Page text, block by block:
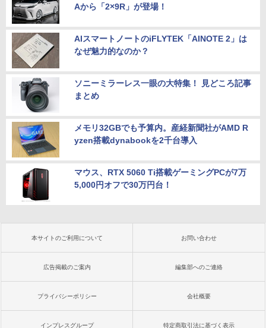
Aから「2×9R」が登場！
AIスマートノートのiFLYTEK「AINOTE 2」は
なぜ魅力的なのか？
ソニーミラーレス一眼の大特集！ 見どころ記事
まとめ
メモリ32GBでも予算内。産経新聞社がAMD R
yzen搭載dynabookを2千台導入
マウス、RTX 5060 Ti搭載ゲーミングPCが7万
5,000円オフで30万円台！
本サイトのご利用について お問い合わせ
広告掲載のご案内 編集部へのご連絡
プライバシーポリシー 会社概要
インプレスグループ 特定商取引法に基づく表示